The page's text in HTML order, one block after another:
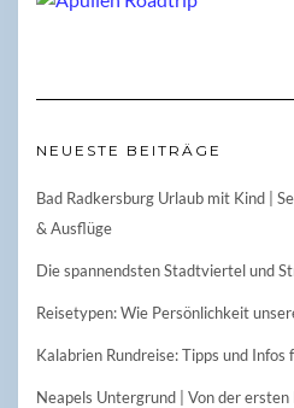
NEUESTE BEITRÄGE
Bad Radkersburg Urlaub mit Kind |
& Ausflüge
Die spannendsten Stadtviertel und
Reisetypen: Wie Persönlichkeit
Kalabrien Rundreise: Tipps und
Neapels Untergrund | Von der ersten